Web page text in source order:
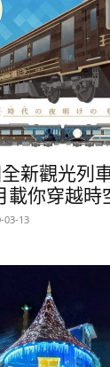
全新觀光列
你穿越時
03-13